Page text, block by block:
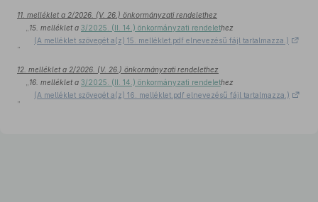
11. melléklet a 2/2026. (V. 26.) önkormányzati rendelethez
15. melléklet a 3/2025. (II. 14.) önkormányzati rendelethez
(A melléklet szövegét a(z) 15. melléklet.pdf elnevezésű fájl tartalmazza.)
”
12. melléklet a 2/2026. (V. 26.) önkormányzati rendelethez
16. melléklet a 3/2025. (II. 14.) önkormányzati rendelethez
(A melléklet szövegét a(z) 16. melléklet.pdf elnevezésű fájl tartalmazza.)
”